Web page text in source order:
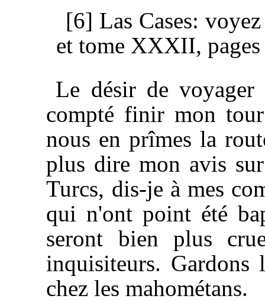
[6] Las Cases:
et tome XXXII,
Le désir de voyager
compté finir mon
nous en prîmes la
plus dire mon avis
Turcs, dis-je à mes
qui n'ont point été
seront bien plus
inquisiteurs. Gardons
chez les mahométans.